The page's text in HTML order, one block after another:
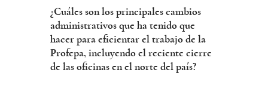
¿Cuáles son los principales cambios
administrativos que ha tenido que
hacer para eficientar el trabajo de la
Profepa, incluyendo el reciente cierre
de las oficinas en el norte del país?